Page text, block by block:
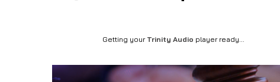
Getting your Trinity Audio player ready...